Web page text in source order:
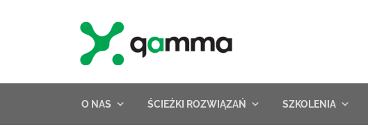
O NAS ŚCIEŻKI ROZWIĄZAŃ SZKOLENIA